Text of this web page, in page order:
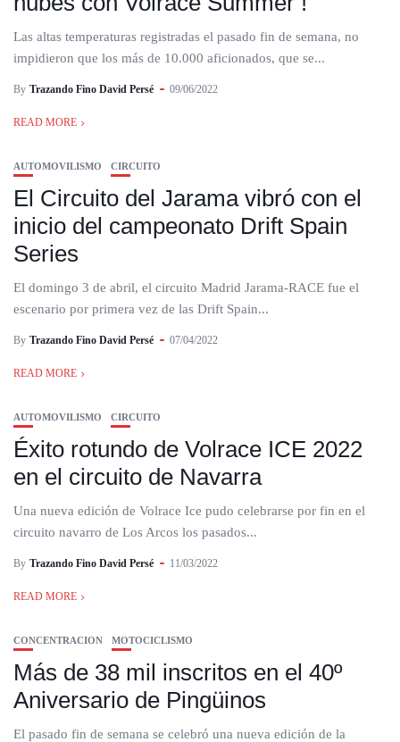
Las altas temperaturas registradas el pasado fin de semana, no
impidieron que los más de 10.000 aficionados, que se...
By Trazando Fino David Persé 09/06/2022
READ MORE
AUTOMOVILISMO CIRCUITO
El Circuito del Jarama vibró con el
inicio del campeonato Drift Spain
Series
El domingo 3 de abril, el circuito Madrid Jarama-RACE fue el
escenario por primera vez de las Drift Spain...
By Trazando Fino David Persé 07/04/2022
READ MORE
AUTOMOVILISMO CIRCUITO
Éxito rotundo de Volrace ICE 2022
en el circuito de Navarra
Una nueva edición de Volrace Ice pudo celebrarse por fin en el
circuito navarro de Los Arcos los pasados...
By Trazando Fino David Persé 11/03/2022
READ MORE
CONCENTRACION MOTOCICLISMO
Más de 38 mil inscritos en el 40º
Aniversario de Pingüinos
El pasado fin de semana se celebró una nueva edición de la